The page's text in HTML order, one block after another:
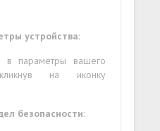
устройства:
в параметры вашего
кликнув на иконку
безопасности: